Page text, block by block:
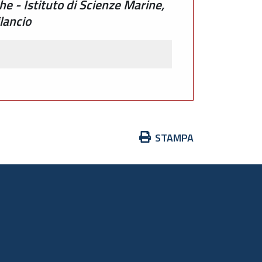
- Istituto di Scienze Marine,
Azioni
documento
STAMPA